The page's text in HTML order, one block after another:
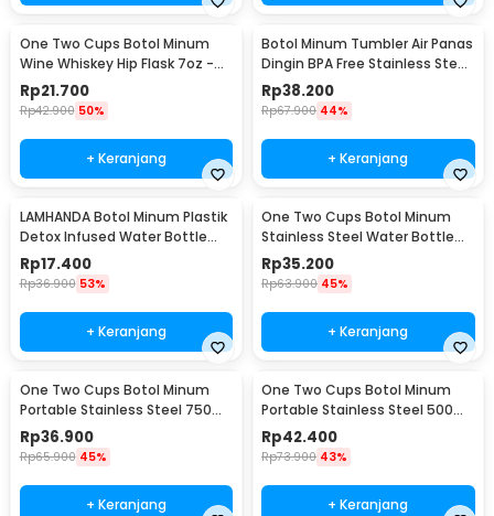
One Two Cups Botol Minum
Wine Whiskey Hip Flask 7oz -
F0212
Rp21.700
Rp42.900 50%
+ Keranjang
Botol Minum Tumbler Air Panas
Dingin BPA Free Stainless Steel
350ml - HS-6983
Rp38.200
Rp67.900 44%
+ Keranjang
LAMHANDA Botol Minum Plastik
Detox Infused Water Bottle
BPA Free 1L - QWF236
Rp17.400
Rp36.900 53%
+ Keranjang
One Two Cups Botol Minum
Stainless Steel Water Bottle
300ml - YM006
Rp35.200
Rp63.900 45%
+ Keranjang
One Two Cups Botol Minum
Portable Stainless Steel 750ml
- YM006
Rp36.900
Rp65.900 45%
+ Keranjang
One Two Cups Botol Minum
Portable Stainless Steel 500ml
- YM006
Rp42.400
Rp73.900 43%
+ Keranjang